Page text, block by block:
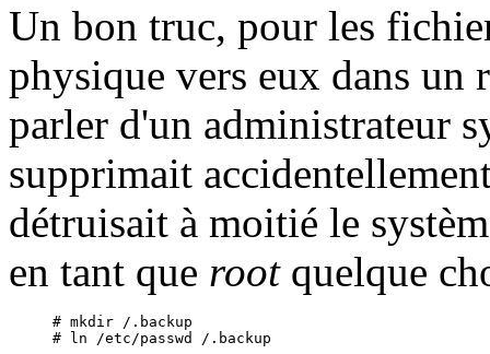
Un bon truc, pour les
physique vers eux dans un
parler d'un administrateur
supprimait
détruisait à moitié le
en tant que rootquelque
# mkdir /.backup